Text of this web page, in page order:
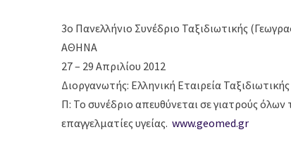
3ο Πανελλήνιο Συνέδριο Ταξιδιωτικής
ΑΘΗΝΑ
27 – 29 Απριλίου 2012
Διοργανωτής: Ελληνική Εταιρεία
Π: Το συνέδριο απευθύνεται σε γιατρούς
επαγγελματίες υγείας. www.geomed.gr